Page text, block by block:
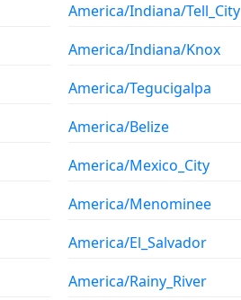
America/Indiana/Tell_City
America/Indiana/Knox
America/Tegucigalpa
America/Belize
America/Mexico_City
America/Menominee
America/El_Salvador
America/Rainy_River